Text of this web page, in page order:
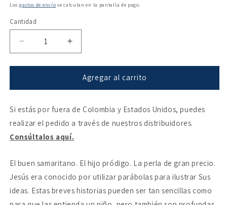
habitual de
Los gastos de envío se calculan en la pantalla de pago.
Cantidad
Reducir
cantidad
para
significan
parábolas
de
Jesús?
Aumentar
cantidad
para
¿Qué
significan
parábolas
de
Jesús?
Agregar al carrito
Si estás por fuera de Colombia y Estados Unidos, puedes
realizar el pedido a través de nuestros distribuidores.
Consúltalos aquí.
El buen samaritano. El hijo pródigo. La perla de gran precio.
Jesús era conocido por utilizar parábolas para ilustrar Sus
ideas. Estas breves historias pueden ser tan sencillas como